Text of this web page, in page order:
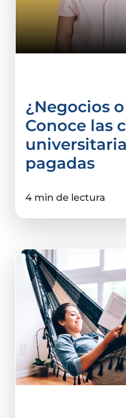
¿Negocios
Conoce las
pagadas
4 min de lectura